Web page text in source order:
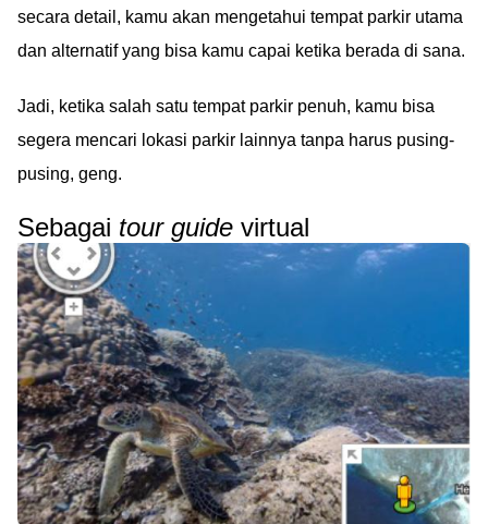
secara detail, kamu akan mengetahui tempat parkir utama
dan alternatif yang bisa kamu capai ketika berada di sana.
Jadi, ketika salah satu tempat parkir penuh, kamu bisa
segera mencari lokasi parkir lainnya tanpa harus pusing-
pusing, geng.
Sebagai tour guide virtual